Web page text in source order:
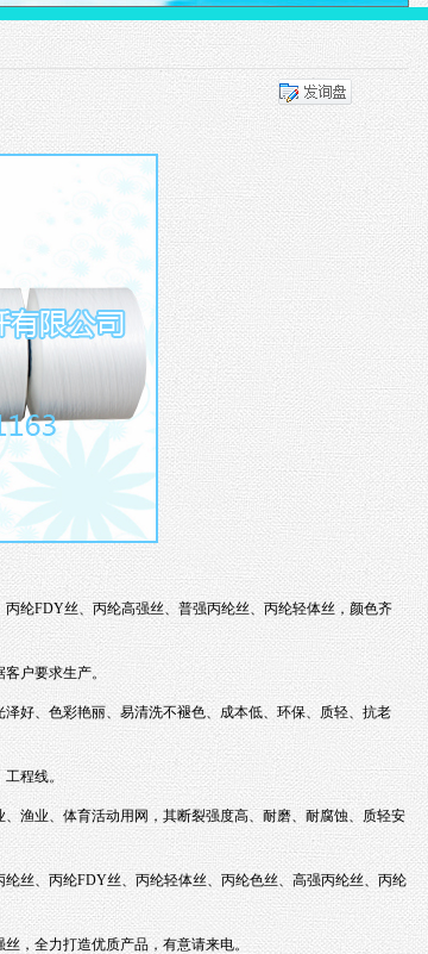
丙纶FDY丝、丙纶高强丝、普强丙纶丝、 丙纶轻体丝，颜色齐
客户要求生产。
好、色彩艳丽、易清洗不褪色、成本低、环保、质轻、抗老
程线。
渔业、体育活动用网，其断裂强度高、耐磨、耐腐蚀、质轻安
纶丝、丙纶FDY丝、 丙纶轻体丝、丙纶色丝、高强丙纶丝、丙纶
，全力打造优质产品，有意请来电。